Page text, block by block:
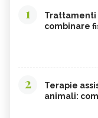
1
Trattamenti
combinare
2
Terapie
animali: